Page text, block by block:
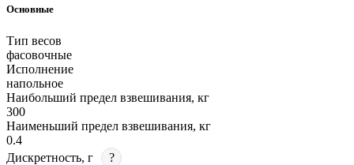
Основные
Тип весов
фасовочные
Исполнение
напольное
Наибольший предел взвешивания, кг
300
Наименьший предел взвешивания, кг
0.4
Дискретность, г
?